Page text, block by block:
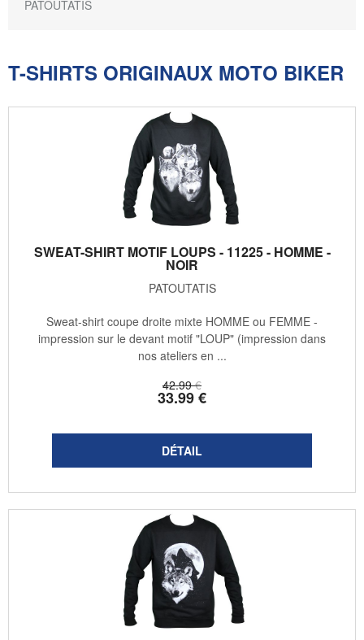
PATOUTATIS
T-SHIRTS ORIGINAUX MOTO BIKER
SWEAT-SHIRT MOTIF LOUPS - 11225 - HOMME -
NOIR
PATOUTATIS
42.99 €
33.99€
Sweat-shirt coupe droite mixte HOMME ou FEMME -
impression sur le devant motif "LOUP" (impression dans
nos ateliers en ...